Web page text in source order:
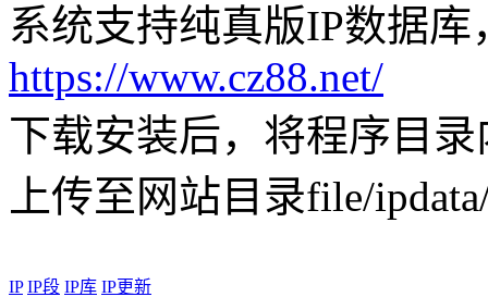
系统支持纯真版IP数据
https://www.cz88.net/
下载安装后，将程序目录
上传至网站目录file/
IP IP段 IP库 IP更新